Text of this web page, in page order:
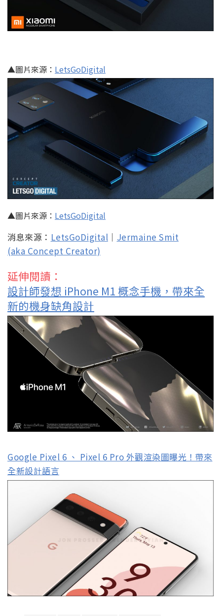
▲圖片來源： LetsGoDigital
▲圖片來源： LetsGoDigital
消息來源： LetsGoDigital ｜ Jermaine Smit
(aka Concept Creator)
延伸閱讀：
設計師發想 iPhone M1 概念手機，帶來全
新的機身缺角設計
Google Pixel 6 、 Pixel 6 Pro 外觀渲染圖曝光！帶來
全新設計語言